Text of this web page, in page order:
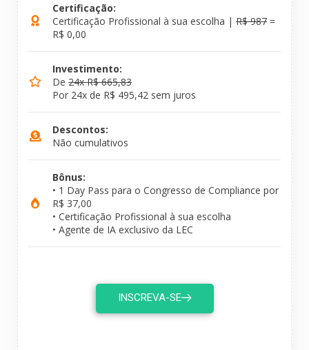
Certificação:
Certificação Profissional à sua escolha | R$ 987 =
R$ 0,00
Investimento:
De 24x R$ 665,83
Por 24x de R$ 495,42 sem juros
Descontos:
Não cumulativos
Bônus:
• 1 Day Pass para o Congresso de Compliance por
R$ 37,00
• Certificação Profissional à sua escolha
• Agente de IA exclusivo da LEC
INSCREVA-SE